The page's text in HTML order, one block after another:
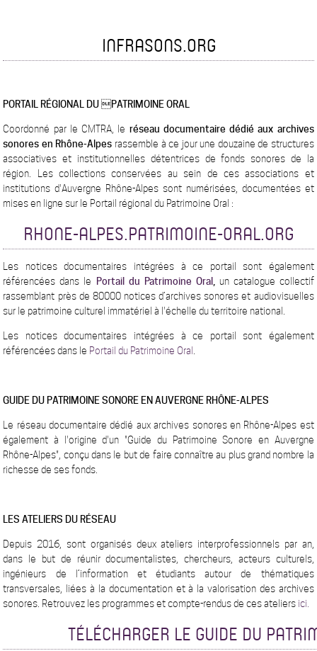
INFRASONS.ORG
PORTAIL RÉGIONAL DU PATRIMOINE ORAL
Coordonné par le CMTRA, le réseau documentaire dédié aux archives
sonores en Rhône-Alpes rassemble à ce jour une douzaine de structures
associatives et institutionnelles détentrices de fonds sonores de la
région. Les collections conservées au sein de ces associations et
institutions d'Auvergne Rhône-Alpes sont numérisées, documentées et
mises en ligne sur le Portail régional du Patrimoine Oral :
RHONE-ALPES.PATRIMOINE-ORAL.ORG
Les notices documentaires intégrées à ce portail sont également
référencées dans le
Portail du Patrimoine Oral
un catalogue collectif
rassemblant près de 80000 notices d’archives sonores et audiovisuelles
sur le patrimoine culturel immatériel à l'échelle du territoire national.
Les notices documentaires intégrées à ce portail sont également
référencées dans le Portail du Patrimoine Oral
GUIDE DU PATRIMOINE SONORE EN AUVERGNE RHÔNE-ALPES
Le réseau documentaire dédié aux archives sonores en Rhône-Alpes est
également à l'origine d'un "Guide du Patrimoine Sonore en Auvergne
Rhône-Alpes", conçu dans le but de faire connaître au plus grand nombre la
richesse de ses fonds.
LES ATELIERS DU RÉSEAU
Depuis 2016, sont organisés deux ateliers interprofessionnels par an,
dans le but de réunir documentalistes, chercheurs, acteurs culturels,
ingénieurs de l’information et étudiants autour de thématiques
transversales, liées à la documentation et à la valorisation des archives
sonores. Retrouvez les programmes et compte-rendus de ces ateliers ici.
TÉLÉCHARGER LE GUIDE DU